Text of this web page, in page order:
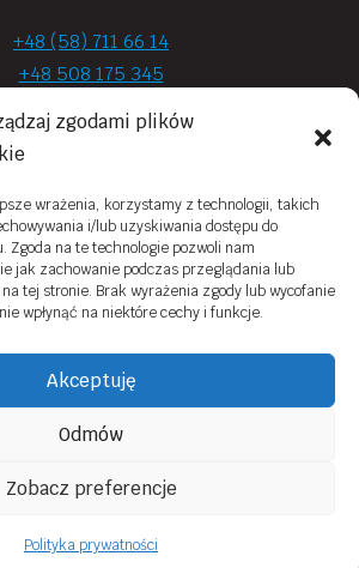
zgodami plików
wrażenia, korzystamy z technologii, takich
i/lub uzyskiwania dostępu do
Zgoda na te technologie pozwoli nam
jak zachowanie podczas przeglądania lub
tej stronie. Brak wyrażenia zgody lub wycofanie
wpłynąć na niektóre cechy i funkcje.
Akceptuję
Odmów
Zobacz preferencje
Polityka prywatności
+48 (58) 711 66 14
+48 508 175 345
+48 720 870 590
Moje konto
Informacyjny
prywatności
sklepu online
Optyk Wykonanie